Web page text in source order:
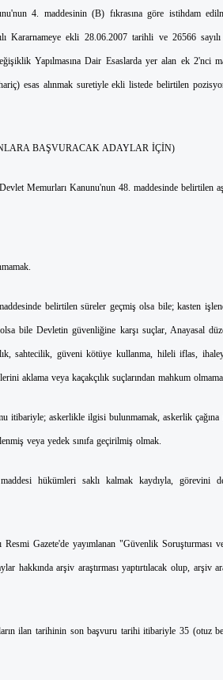
4. maddesinin (B) fıkrasına göre istihdam
Kararnameye ekli 28.06.2007 tarihli ve 26566 sayılı
Yapılmasına Dair Esaslarda yer alan ek
hariç) esas alınmak suretiyle ekli listede belirtilen
BAŞVURACAK ADAYLAR İÇİN)
Memurları Kanunu'nun 48. maddesinde belirtilen
belirtilen süreler geçmiş olsa bile; kasten
bile Devletin güvenliğine karşı suçlar, Anayasal
sahtecilik, güveni kötüye kullanma, hileli iflas,
aklama veya kaçakçılık suçlarından mahkum
itibariyle; askerlikle ilgisi bulunmamak, askerlik çağına
veya yedek sınıfa geçirilmiş olmak.
hükümleri saklı kalmak kaydıyla, görevini
Gazete'de yayımlanan "Güvenlik Soruşturması
hakkında arşiv araştırması yaptırtılacak olup, arşiv
ilan tarihinin son başvuru tarihi itibariyle 35 (otuz